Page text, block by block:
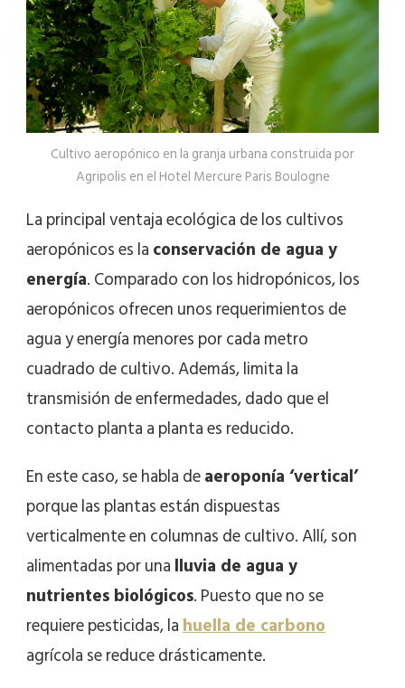
Cultivo aeropónico en la granja urbana construida por
Agripolis en el Hotel Mercure Paris Boulogne
La principal ventaja ecológica de los cultivos
aeropónicos es laconservación de agua y
energía. Comparado con los hidropónicos, los
aeropónicos ofrecen unos requerimientos de
agua y energía menores por cada metro
cuadrado de cultivo. Además, limita la
transmisión de enfermedades, dado que el
contacto planta a planta es reducido.
En este caso, se habla deaeroponía ‘vertical’
porque las plantas están dispuestas
verticalmente en columnas de cultivo. Allí, son
alimentadas por unalluvia de agua y
nutrientes biológicos. Puesto que no se
requiere pesticidas, lahuella de carbono
agrícola se reduce drásticamente.